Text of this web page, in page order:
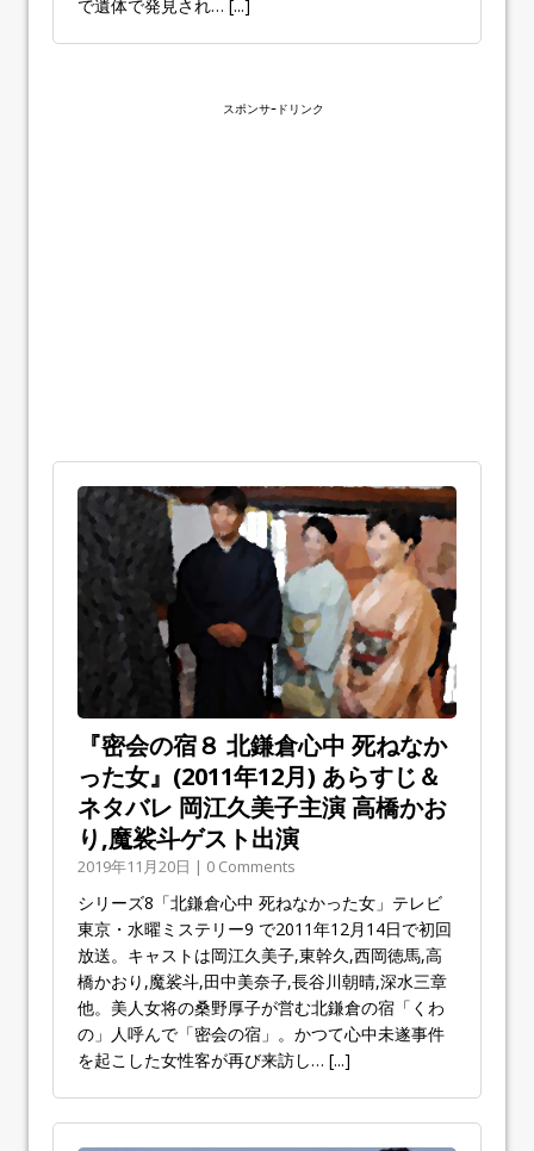
で遺体で発見され… [...]
スポンサｰドリンク
『密会の宿８ 北鎌倉心中 死ねなか
った女』(2011年12月) あらすじ＆
ネタバレ 岡江久美子主演 高橋かお
り,魔裟斗ゲスト出演
2019年11月20日 | 0 Comments
シリーズ8「北鎌倉心中 死ねなかった女」テレビ
東京・水曜ミステリー9 で2011年12月14日で初回
放送。キャストは岡江久美子,東幹久,西岡徳馬,高
橋かおり,魔裟斗,田中美奈子,長谷川朝晴,深水三章
他。美人女将の桑野厚子が営む北鎌倉の宿「くわ
の」人呼んで「密会の宿」。かつて心中未遂事件
を起こした女性客が再び来訪し… [...]